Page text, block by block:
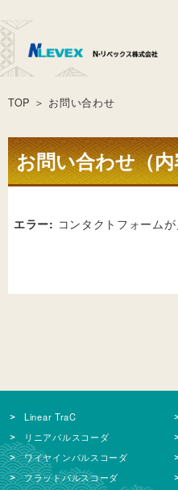
TOP ＞ お問い合わせ
お問い合わせ（
エラー: コンタクトフォームが
Linear TraC
リニアパルスコーダ
ワイヤインパルスコーダ
フラットパルスコーダ